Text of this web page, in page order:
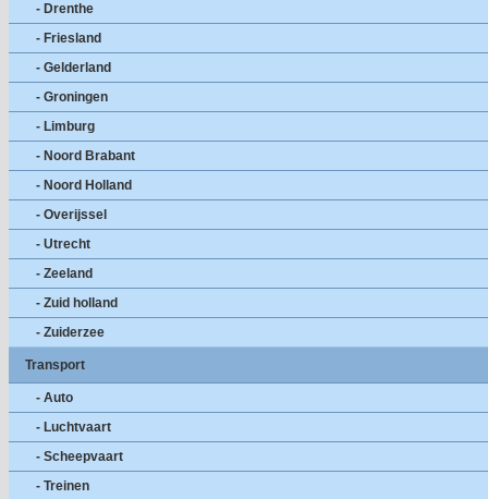
- Drenthe
- Friesland
- Gelderland
- Groningen
- Limburg
- Noord Brabant
- Noord Holland
- Overijssel
- Utrecht
- Zeeland
- Zuid holland
- Zuiderzee
Transport
- Auto
- Luchtvaart
- Scheepvaart
- Treinen